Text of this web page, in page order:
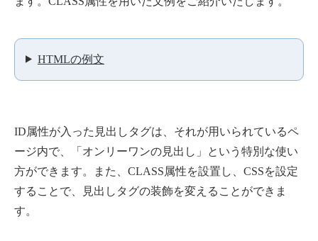
HTMLの例文
ID属性が入った見出しタグは、それが用いられているペ
ージ内で、「オンリーワンの見出し」という特別な使い
方ができます。また、CLASS属性を設置し、CSSを設定
することで、見出しタグの装飾を変えることができま
す。